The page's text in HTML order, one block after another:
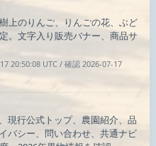
上のりんご、りんごの花、ぶど
。文字入り販売バナー、商品サ
20:50:08 UTC / 確認 2026-07-17
現行公式トップ、農園紹介、品
バシー、問い合わせ、共通ナビ